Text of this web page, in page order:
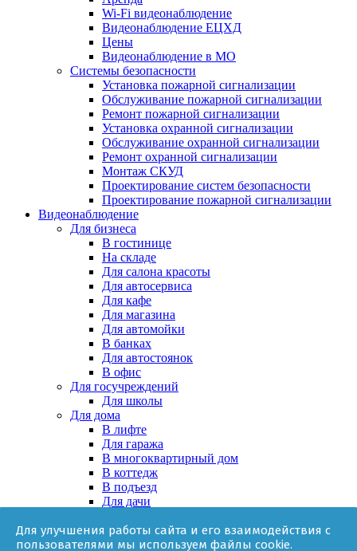
Для улучшения работы сайта и его взаимодействия с
пользователями мы используем файлы cookie.
Wi-Fi видеонаблюдение
Видеонаблюдение ЕЦХД
Цены
Видеонаблюдение в МО
Системы безопасности
Установка пожарной сигнализации
Обслуживание пожарной сигнализации
Ремонт пожарной сигнализации
Установка охранной сигнализации
Обслуживание охранной сигнализации
Ремонт охранной сигнализации
Монтаж СКУД
Проектирование систем безопасности
Проектирование пожарной сигнализации
Видеонаблюдение
Для бизнеса
В гостинице
На складе
Для салона красоты
Для автосервиса
Для кафе
Для магазина
Для автомойки
В банках
Для автостоянок
В офис
Для госучреждений
Для школы
Для дома
В лифте
Для гаража
В многоквартирный дом
В коттедж
В подъезд
Для дачи
За няней
В квартире